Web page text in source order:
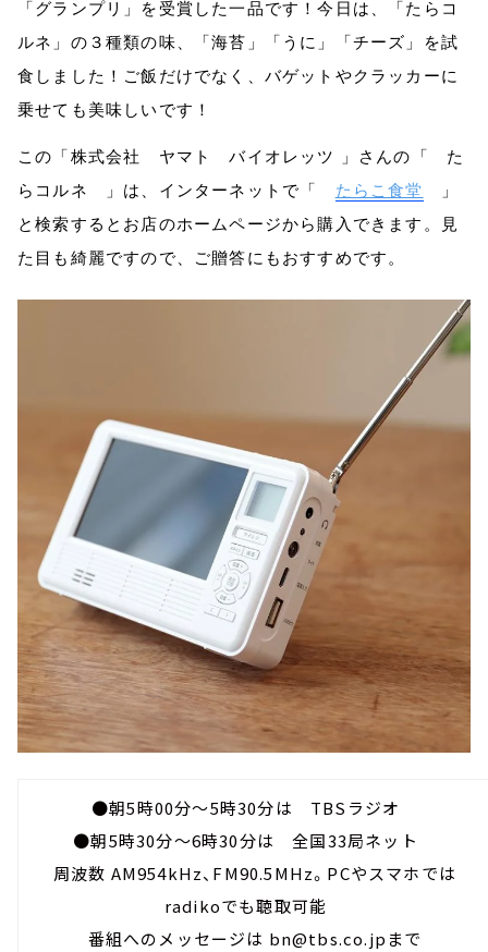
「グランプリ」を受賞した一品です！今日は、「たらコ
ルネ」の３種類の味、「海苔」「うに」「チーズ」を試
食しました！ご飯だけでなく、バゲットやクラッカーに
乗せても美味しいです！
この「株式会社 ヤマト バイオレッツ 」さんの「 た
らコルネ 」は、インターネットで「 たらこ食堂 」
と検索するとお店のホームページから購入できます。見
た目も綺麗ですので、ご贈答にもおすすめです。
●朝5時00分～5時30分は TBSラジオ
●朝5時30分～6時30分は 全国33局ネット
周波数 AM954kHz、FM90.5MHz。PCやスマホでは
radikoでも聴取可能
番組へのメッセージは bn@tbs.co.jpまで